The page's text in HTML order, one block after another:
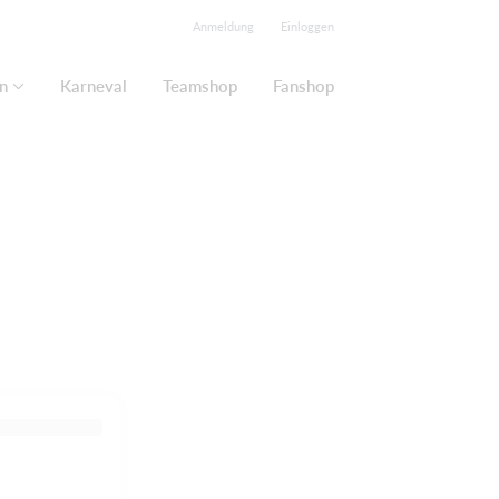
Anmeldung Einloggen
Karneval Teamshop Fanshop